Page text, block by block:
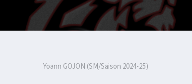
Yoann GOJON (SM/Saison 2024-25)